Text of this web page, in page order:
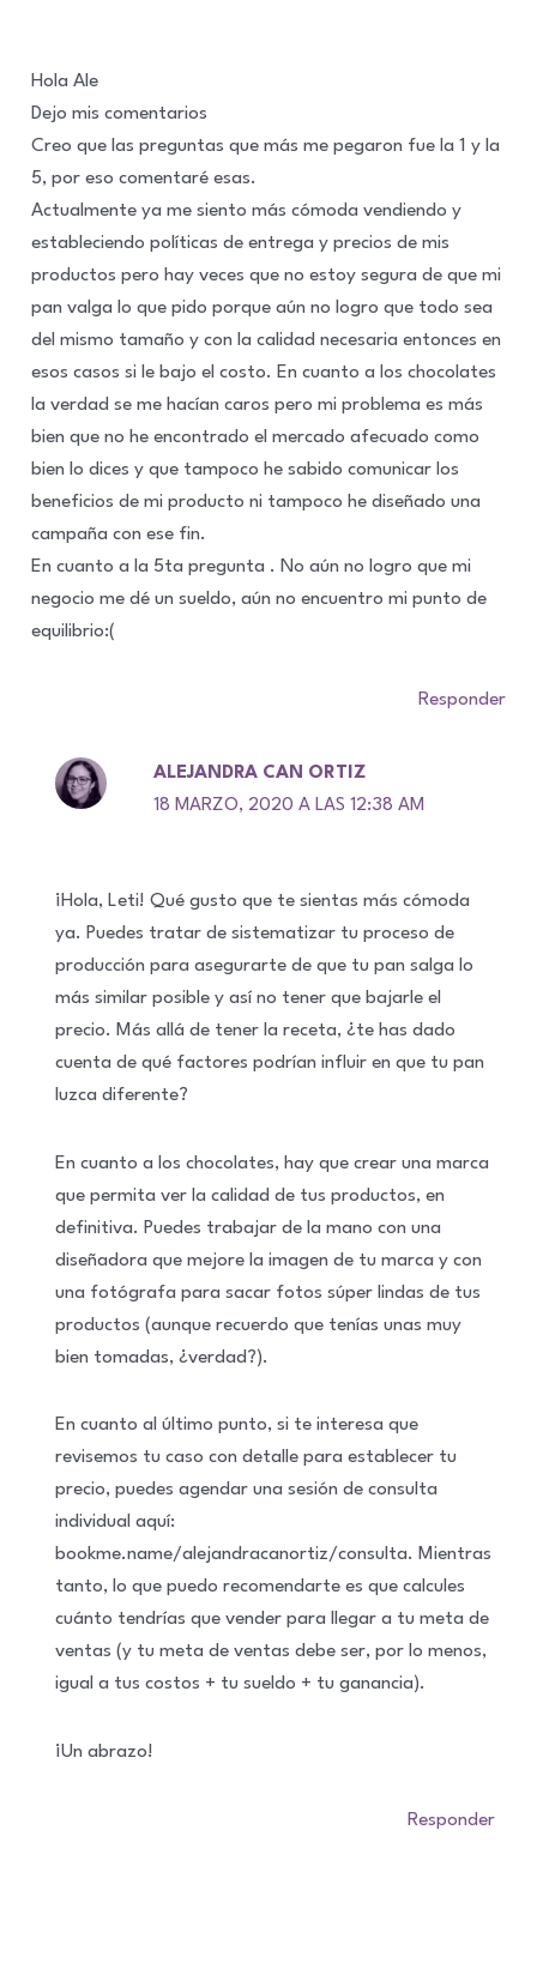
Hola Ale
Dejo mis comentarios
Creo que las preguntas que más me pegaron fue la 1 y la
5, por eso comentaré esas.
Actualmente ya me siento más cómoda vendiendo y
estableciendo políticas de entrega y precios de mis
productos pero hay veces que no estoy segura de que mi
pan valga lo que pido porque aún no logro que todo sea
del mismo tamaño y con la calidad necesaria entonces en
esos casos si le bajo el costo. En cuanto a los chocolates
la verdad se me hacían caros pero mi problema es más
bien que no he encontrado el mercado afecuado como
bien lo dices y que tampoco he sabido comunicar los
beneficios de mi producto ni tampoco he diseñado una
campaña con ese fin.
En cuanto a la 5ta pregunta . No aún no logro que mi
negocio me dé un sueldo, aún no encuentro mi punto de
equilibrio:(
Responder
ALEJANDRA CAN ORTIZ
18 MARZO, 2020 A LAS 12:38 AM
¡Hola, Leti! Qué gusto que te sientas más cómoda
ya. Puedes tratar de sistematizar tu proceso de
producción para asegurarte de que tu pan salga lo
más similar posible y así no tener que bajarle el
precio. Más allá de tener la receta, ¿te has dado
cuenta de qué factores podrían influir en que tu pan
luzca diferente?
En cuanto a los chocolates, hay que crear una marca
que permita ver la calidad de tus productos, en
definitiva. Puedes trabajar de la mano con una
diseñadora que mejore la imagen de tu marca y con
una fotógrafa para sacar fotos súper lindas de tus
productos (aunque recuerdo que tenías unas muy
bien tomadas, ¿verdad?).
En cuanto al último punto, si te interesa que
revisemos tu caso con detalle para establecer tu
precio, puedes agendar una sesión de consulta
individual aquí:
bookme.name/alejandracanortiz/consulta. Mientras
tanto, lo que puedo recomendarte es que calcules
cuánto tendrías que vender para llegar a tu meta de
ventas (y tu meta de ventas debe ser, por lo menos,
igual a tus costos + tu sueldo + tu ganancia).
¡Un abrazo!
Responder